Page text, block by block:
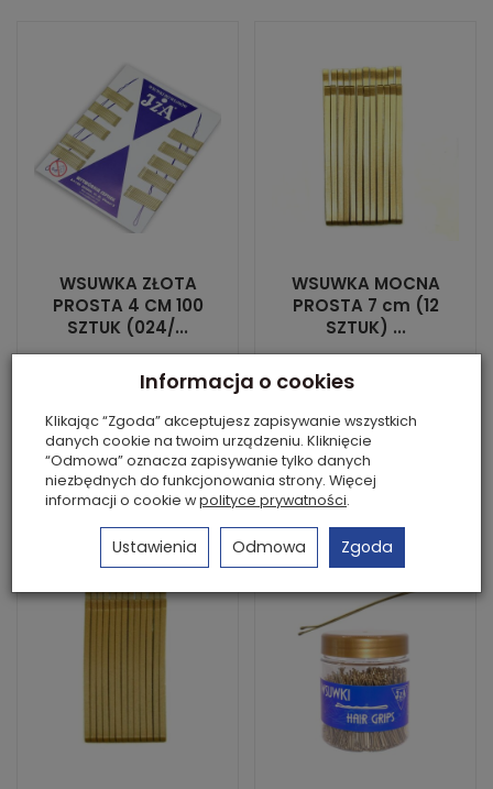
WSUWKA ZŁOTA
PROSTA 4 CM 100
SZTUK (024/...
Dostępność: 999 OPK.
10,49 zł *
Do koszyka
WSUWKA MOCNA
PROSTA 7 cm (12
SZTUK) ...
Dostępność: 10 szt.
3,23 zł *
Do koszyka
Informacja o cookies
Klikając “Zgoda” akceptujesz zapisywanie wszystkich
danych cookie na twoim urządzeniu. Kliknięcie
“Odmowa” oznacza zapisywanie tylko danych
niezbędnych do funkcjonowania strony. Więcej
informacji o cookie wpolityce prywatności.
Ustawienia Odmowa Zgoda